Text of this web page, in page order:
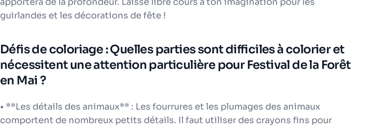
guirlandes et les décorations de fête !
Défis de coloriage : Quelles parties sont difficiles à colorier et
nécessitent une attention particulière pour Festival de la Forêt
en Mai ?
• **Les détails des animaux** : Les fourrures et les plumages des animaux
comportent de nombreux petits détails. Il faut utiliser des crayons fins pour